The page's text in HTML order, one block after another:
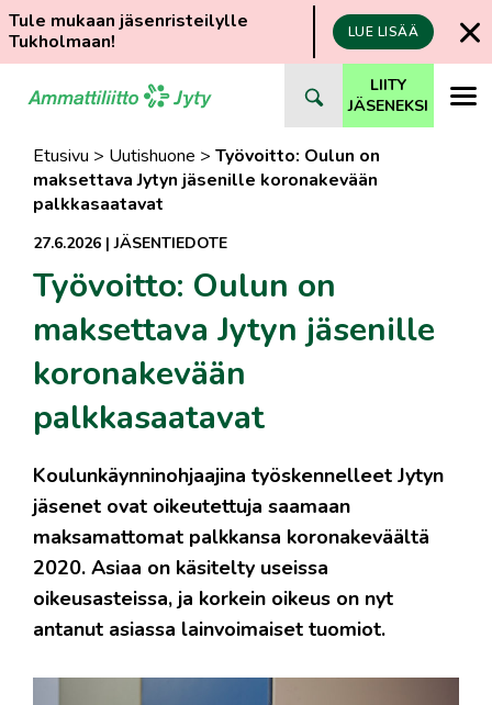
Tule mukaan jäsenristeilylle
Tukholmaan!
LUE LISÄÄ
suoraan
LIITY
JÄSENEKSI
Etusivu > Uutishuone > Työvoitto: Oulun on
maksettava Jytyn jäsenille koronakevään
palkkasaatavat
27.6.2026 |JÄSENTIEDOTE
Työvoitto: Oulun on
maksettava Jytyn jäsenille
koronakevään
palkkasaatavat
Koulunkäynninohjaajina työskennelleet Jytyn
jäsenet ovat oikeutettuja saamaan
maksamattomat palkkansa koronakeväältä
2020. Asiaa on käsitelty useissa
oikeusasteissa, ja korkein oikeus on nyt
antanut asiassa lainvoimaiset tuomiot.